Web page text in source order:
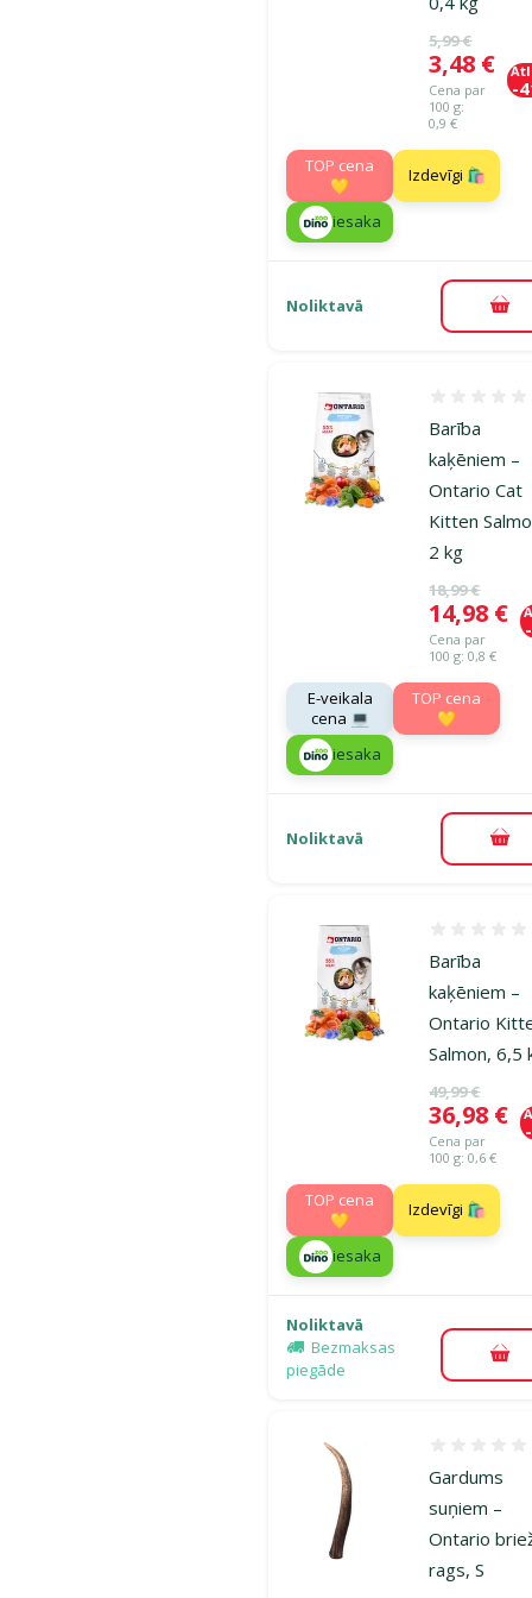
Oriģinālā
5,99 €
Cena
3,48 €
Cena par
100 g:
0,9 €
-
TOP cena
💛
Izdevīgi 🛍️
iesaka
Noliktavā
Barība
kaķēniem –
Ontario Cat
Kitten
2 kg
Oriģinālā
18,99 €
Cena
14,98 €
Cena par
100 g: 0,8 €
E-veikala
cena 💻
TOP cena
💛
iesaka
Noliktavā
Barība
kaķēniem –
Ontario
Salmon, 6,5
Oriģinālā
49,99 €
Cena
36,98 €
Cena par
100 g: 0,6 €
TOP cena
💛
Izdevīgi 🛍️
iesaka
Noliktavā
Bezmaksas
piegāde
Gardums
suņiem –
Ontario
rags, S